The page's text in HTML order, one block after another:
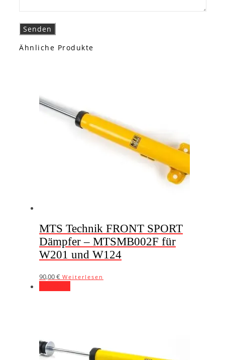
Ähnliche Produkte
MTS Technik FRONT SPORT
Dämpfer – MTSMB002F für
W201 und W124
90,00€ Weiterlesen